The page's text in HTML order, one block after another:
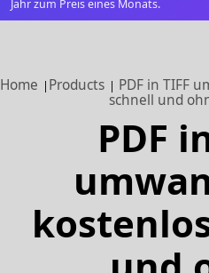
Jahr zum Preis eines Monats.
Home Products
PDF in TIFF
schnell und
PDF